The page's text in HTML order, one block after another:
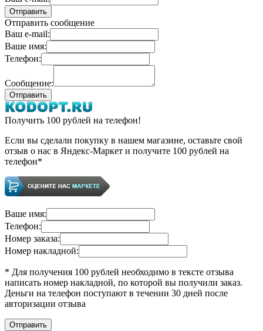
Отправить сообщение
Ваш e-mail:
Ваше имя:
Телефон:
Сообщение:
Получить 100 рублей на телефон!
Если вы сделали покупку в нашем магазине, оставьте свой
отзыв о нас в Яндекс-Маркет и получите 100 рублей на
телефон*
Ваше имя:
Телефон:
Номер заказа:
Номер накладной:
* Для получения 100 рублей необходимо в тексте отзыва
написать номер накладной, по которой вы получили заказ.
Деньги на телефон поступают в течении 30 дней после
авторизации отзыва